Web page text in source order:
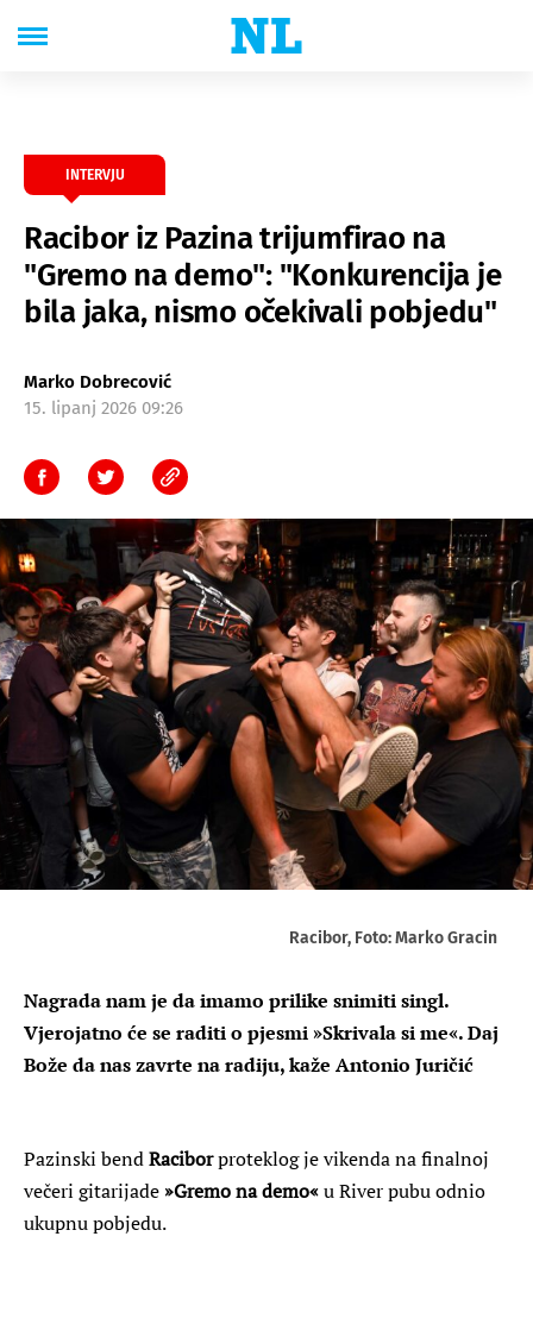
INTERVJU
Racibor iz Pazina trijumfirao na
"Gremo na demo": "Konkurencija je
bila jaka, nismo očekivali pobjedu"
Marko Dobrecović
15. lipanj 2026 09:26
Racibor, Foto: Marko Gracin
Nagrada nam je da imamo prilike snimiti singl.
Vjerojatno će se raditi o pjesmi »Skrivala si me«. Daj
Bože da nas zavrte na radiju, kaže Antonio Juričić
Pazinski bendRaciborproteklog je vikenda na finalnoj
večeri gitarijade »Gremo na demo«u River pubu odnio
ukupnu pobjedu.